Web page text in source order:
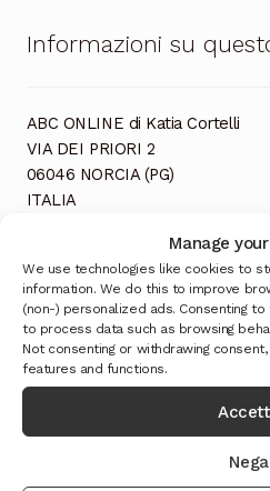
Manage
We use technologies like cookies to
information. We do this to improve
(non-) personalized ads. Consenting
to process data such as browsing
Not consenting or withdrawing
features and functions.
Nega
Informazioni su
ABC ONLINE di Katia Cortelli
VIA DEI PRIORI 2
06046 NORCIA (PG)
ITALIA
CF: CRTKTA82P53F935I
P. IVA: 03152600544